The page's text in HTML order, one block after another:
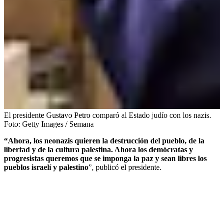
El presidente Gustavo Petro comparó al Estado judío con los nazis.
Foto: Getty Images / Semana
“Ahora, los neonazis quieren la destrucción del pueblo, de la
libertad y de la cultura palestina. Ahora los demócratas y
progresistas queremos que se imponga la paz y sean libres los
pueblos israelí y palestino”, publicó el presidente.